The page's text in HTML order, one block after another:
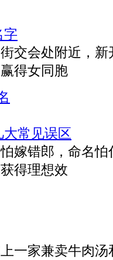
字
交会处附近，
得女同胞
常见误区
错郎，命名怕
得理想效
一家兼卖牛肉